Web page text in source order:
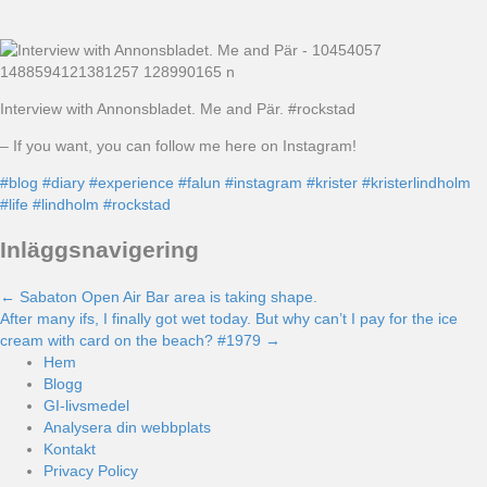
Interview with Annonsbladet. Me and Pär. #rockstad
– If you want, you can follow me here on Instagram!
#blog #diary #experience #falun #instagram #krister #kristerlindholm
#life #lindholm #rockstad
Inläggsnavigering
← Sabaton Open Air Bar area is taking shape.
After many ifs, I finally got wet today. But why can’t I pay for the ice
cream with card on the beach? #1979 →
Hem
Blogg
GI-livsmedel
Analysera din webbplats
Kontakt
Privacy Policy